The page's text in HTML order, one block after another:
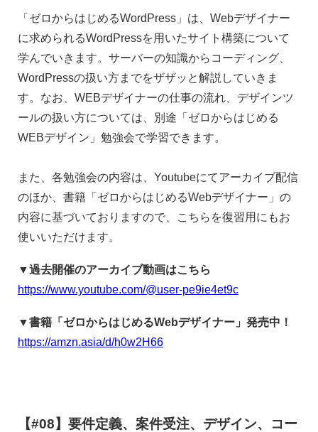
「ゼロからはじめるWordPress」は、Webデザイナー
に求められるWordPressを用いたサイト構築について
学んでいきます。サーバーの知識からコーディング、
WordPressの扱い方までをザザッと解説していきま
す。なお、WEBデザイナーの仕事の流れ、デザインツ
ールの扱い方については、別途「ゼロからはじめる
WEBデザイン」勉強会で学習できます。
また、各勉強会の内容は、Youtubeにてアーカイブ配信
のほか、書籍「ゼロからはじめるWebデザイナー」の
内容に基づいておりますので、こちらを復習用にもお
使いいただけます。
▼過去開催のアーカイブ動画はこちら
https://www.youtube.com/@user-pe9ie4et9c
▼書籍「ゼロからはじめるWebデザイナー」発売中！
https://amzn.asia/d/h0w2H66
【#08】要件定義、案件受注、デザイン、コー